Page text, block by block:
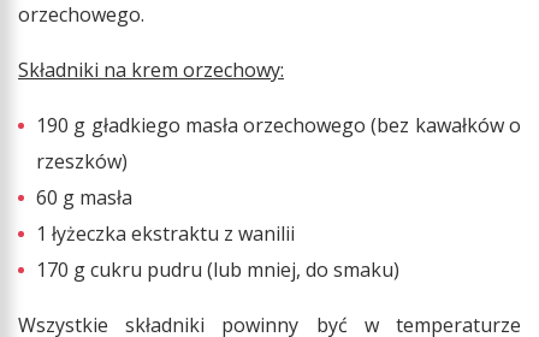
orzechowego.
Składniki na krem orzechowy:
190 g gładkiego masła orzechowego (bez kawałków o
rzeszków)
60 g masła
1 łyżeczka ekstraktu z wanilii
170 g cukru pudru (lub mniej, do smaku)
Wszystkie składniki powinny być w temperaturze